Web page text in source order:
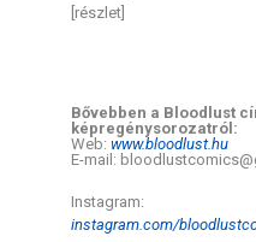
[részlet]
Bővebben a Bloodlust
képregénysorozatról:
Web:www.bloodlust.hu
E-mail:
Instagram:
instagram.com/